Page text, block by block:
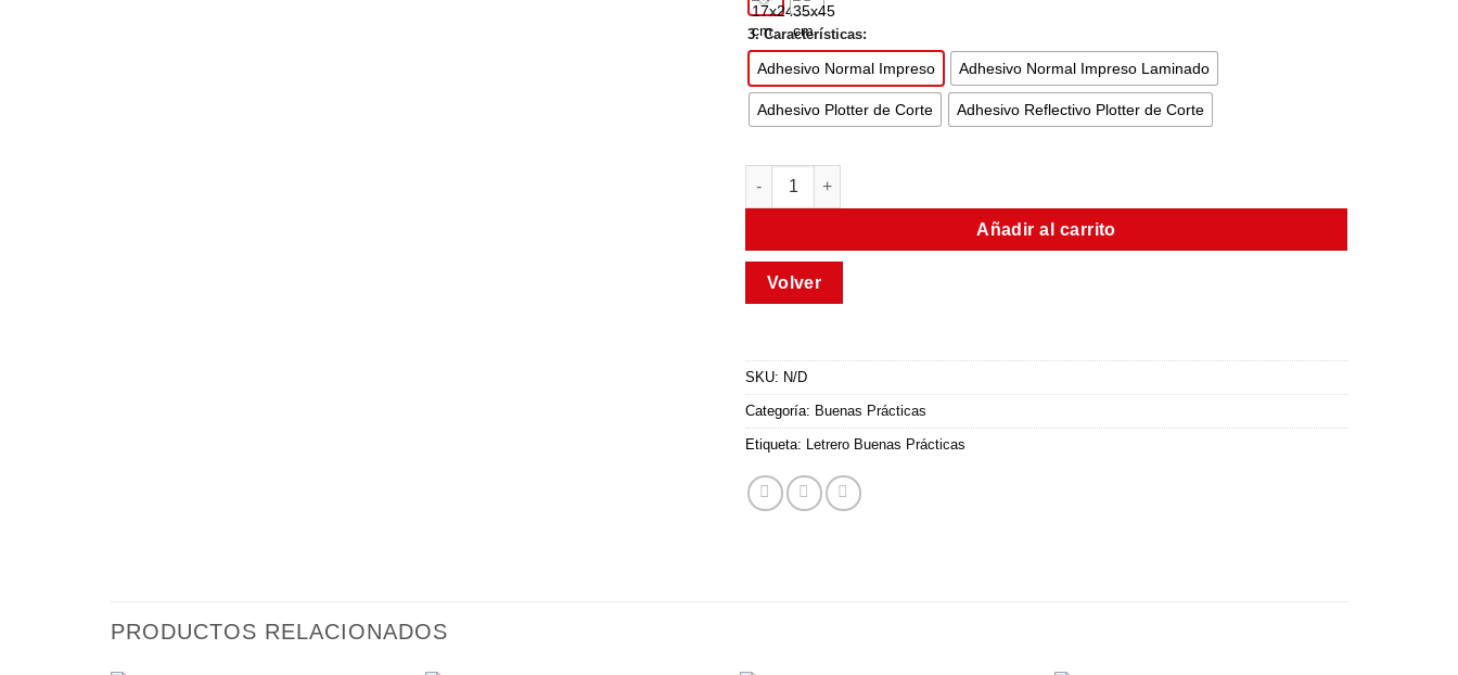
3. Características:
Adhesivo Normal Impreso Adhesivo Normal Impreso Laminado
Adhesivo Plotter de Corte Adhesivo Reflectivo Plotter de Corte
Añadir al carrito
SKU: N/D
Categoría: Buenas Prácticas
Etiqueta: Letrero Buenas Prácticas
PRODUCTOS RELACIONADOS